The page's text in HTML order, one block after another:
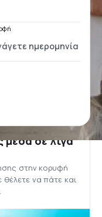
σε λίγα
στην κορυφή
θέλετε να πάτε και